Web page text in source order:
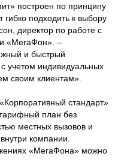
построен по принципу
подходить к выбору
директор по работе с
«МегаФон». –
и быстрый
учетом индивидуальных
своим клиентам».
стандарт»
план без
местных вызовов и
компании.
«МегаФона» можно